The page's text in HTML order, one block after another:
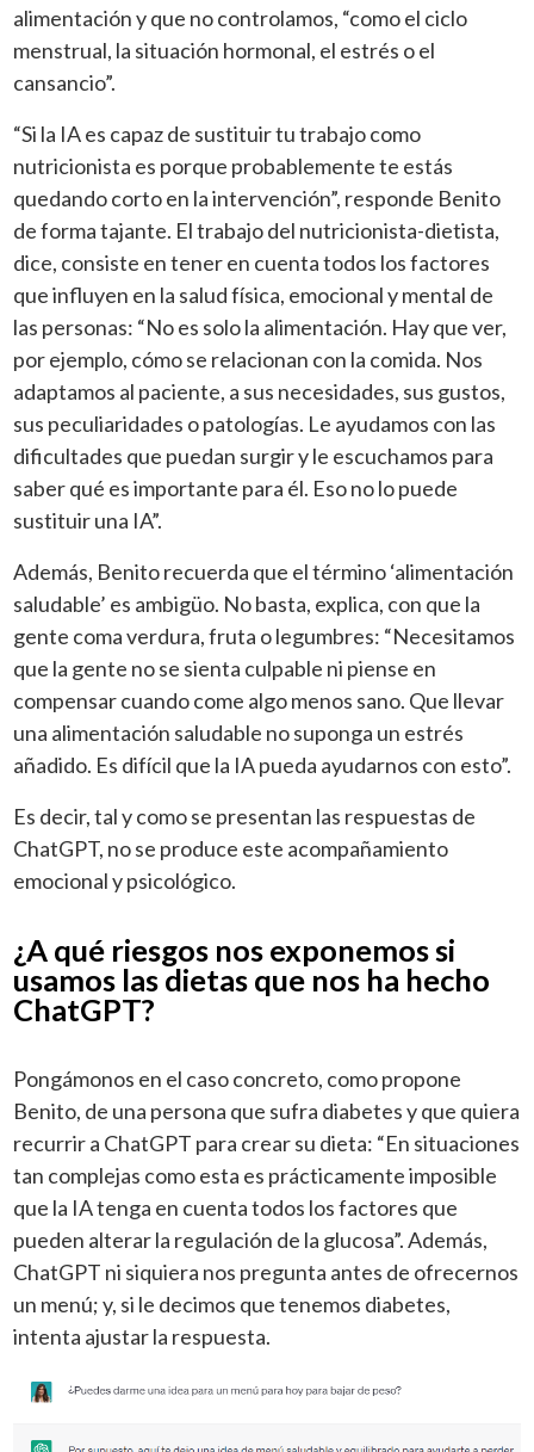
alimentación y que no controlamos, “como el ciclo
menstrual, la situación hormonal, el estrés o el
cansancio”.
“Si la IA es capaz de sustituir tu trabajo como
nutricionista es porque probablemente te estás
quedando corto en la intervención”, responde Benito
de forma tajante. El trabajo del nutricionista-dietista,
dice, consiste en tener en cuenta todos los factores
que influyen en la salud física, emocional y mental de
las personas: “No es solo la alimentación. Hay que ver,
por ejemplo, cómo se relacionan con la comida. Nos
adaptamos al paciente, a sus necesidades, sus gustos,
sus peculiaridades o patologías. Le ayudamos con las
dificultades que puedan surgir y le escuchamos para
saber qué es importante para él. Eso no lo puede
sustituir una IA”.
Además, Benito recuerda que el término ‘alimentación
saludable’ es ambigüo. No basta, explica, con que la
gente coma verdura, fruta o legumbres: “Necesitamos
que la gente no se sienta culpable ni piense en
compensar cuando come algo menos sano. Que llevar
una alimentación saludable no suponga un estrés
añadido. Es difícil que la IA pueda ayudarnos con esto”.
Es decir, tal y como se presentan las respuestas de
ChatGPT, no se produce este acompañamiento
emocional y psicológico.
¿A qué riesgos nos exponemos si
usamos las dietas que nos ha hecho
ChatGPT?
Pongámonos en el caso concreto, como propone
Benito, de una persona que sufra diabetes y que quiera
recurrir a ChatGPT para crear su dieta: “En situaciones
tan complejas como esta es prácticamente imposible
que la IA tenga en cuenta todos los factores que
pueden alterar la regulación de la glucosa”. Además,
ChatGPT ni siquiera nos pregunta antes de ofrecernos
un menú; y, si le decimos que tenemos diabetes,
intenta ajustar la respuesta.